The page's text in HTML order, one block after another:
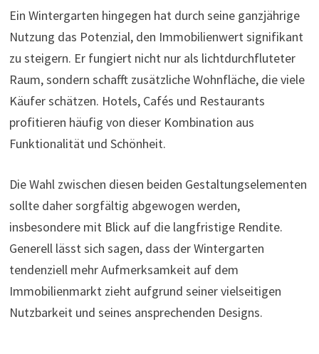
Ein Wintergarten hingegen hat durch seine ganzjährige
Nutzung das Potenzial, den Immobilienwert signifikant
zu steigern. Er fungiert nicht nur als lichtdurchfluteter
Raum, sondern schafft zusätzliche Wohnfläche, die viele
Käufer schätzen. Hotels, Cafés und Restaurants
profitieren häufig von dieser Kombination aus
Funktionalität und Schönheit.
Die Wahl zwischen diesen beiden Gestaltungselementen
sollte daher sorgfältig abgewogen werden,
insbesondere mit Blick auf die langfristige Rendite.
Generell lässt sich sagen, dass der Wintergarten
tendenziell mehr Aufmerksamkeit auf dem
Immobilienmarkt zieht aufgrund seiner vielseitigen
Nutzbarkeit und seines ansprechenden Designs.